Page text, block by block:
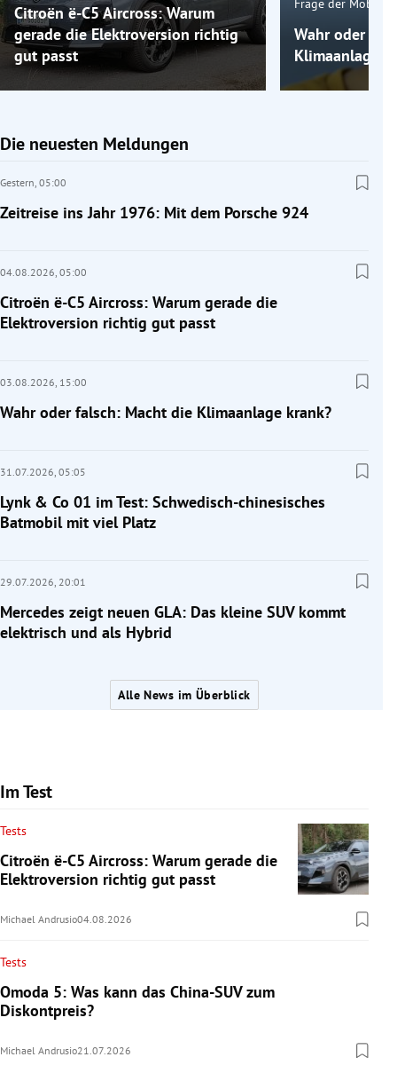
Citroën ë-C5 Aircross: Warum
gerade die Elektroversion richtig
gut passt
Frage der
Wahr oder
Klimaanlage
Die neuesten Meldungen
Gestern, 05:00
Zeitreise ins Jahr 1976: Mit dem Porsche 924
04.08.2026, 05:00
Citroën ë-C5 Aircross: Warum gerade die
Elektroversion richtig gut passt
03.08.2026, 15:00
Wahr oder falsch: Macht die Klimaanlage krank?
31.07.2026, 05:05
Lynk & Co 01 im Test: Schwedisch-chinesisches
Batmobil mit viel Platz
29.07.2026, 20:01
Mercedes zeigt neuen GLA: Das kleine SUV kommt
elektrisch und als Hybrid
Alle News im Überblick
Im Test
Tests
Citroën ë-C5 Aircross: Warum gerade die
Elektroversion richtig gut passt
Michael Andrusio04.08.2026
Tests
Omoda 5: Was kann das China-SUV zum
Diskontpreis?
Michael Andrusio21.07.2026